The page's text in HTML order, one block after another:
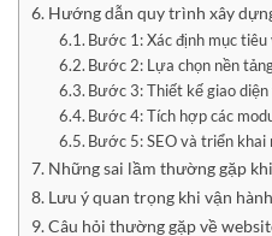
Hướng dẫn quy trình xây
Bước 1: Xác định mục tiêu
Bước 2: Lựa chọn nền
Bước 3: Thiết kế giao
Bước 4: Tích hợp các
Bước 5: SEO và triển
Những sai lầm thường gặp
Lưu ý quan trọng khi vận
Câu hỏi thường gặp về